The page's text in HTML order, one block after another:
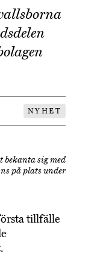
NYHET
sig med
på plats under
tillfälle